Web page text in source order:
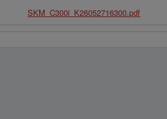
SKM_C300i_K26052716300.pdf